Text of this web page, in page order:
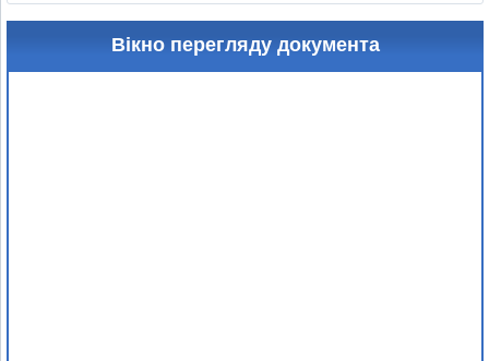
Вікно перегляду документа